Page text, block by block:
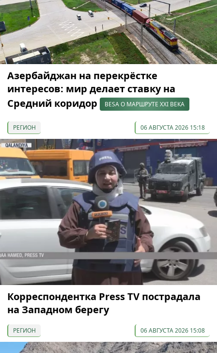
Азербайджан на перекрёстке
интересов: мир делает ставку на
Средний коридор
BESA О МАРШРУТЕ XXI ВЕКА
РЕГИОН 06 АВГУСТА 2026 15:18
Корреспондентка Press TV пострадала
на Западном берегу
РЕГИОН 06 АВГУСТА 2026 15:08